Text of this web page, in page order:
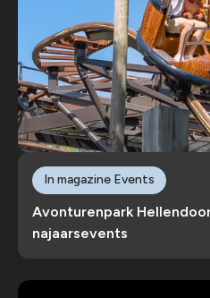
Avonturenpark
najaarsevents
In magazine Events